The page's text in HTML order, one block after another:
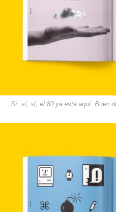
Sí, sí, sí, el 80 ya está aquí. Buen